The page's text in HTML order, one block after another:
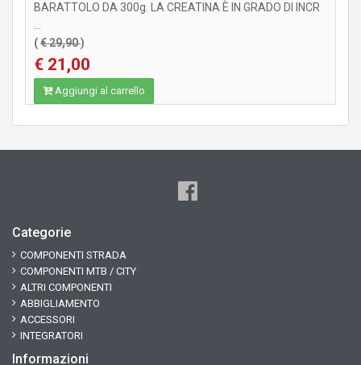
BARATTOLO DA 300g. LA CREATINA È IN GRADO DI INCR
...
(€ 29,90)
€ 21,00
Aggiungi al carrello
Categorie
COMPONENTI STRADA
COMPONENTI MTB / CITY
ALTRI COMPONENTI
ABBIGLIAMENTO
ACCESSORI
INTEGRATORI
Informazioni